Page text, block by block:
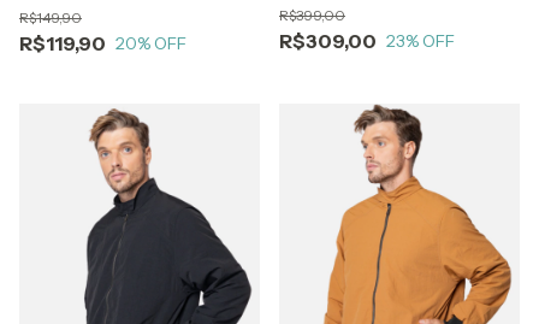
Frio Chuva
R$119,90
R$149,90
20% OFF R$309,00
R$399,00
23% OFF